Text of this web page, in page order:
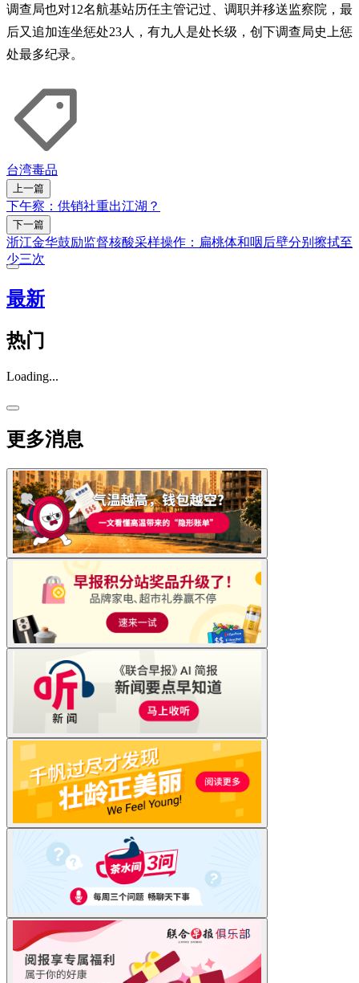
调查局也对12名航基站历任主管记过、调职并移送监察院，最
后又追加连坐惩处23人，有九人是处长级，创下调查局史上惩
处最多纪录。
台湾毒品
上一篇
下午察：供销社重出江湖？
下一篇
浙江金华鼓励监督核酸采样操作：扁桃体和咽后壁分别擦拭至
少三次
最新
热门
Loading...
更多消息